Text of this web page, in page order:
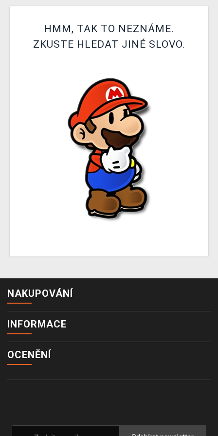
XZONE KLUBHMM, TAK TO NEZNÁME.
ZKUSTE HLEDAT JINÉ SLOVO.
NAKUPOVÁNÍ
INFORMACE
OCENĚNÍ